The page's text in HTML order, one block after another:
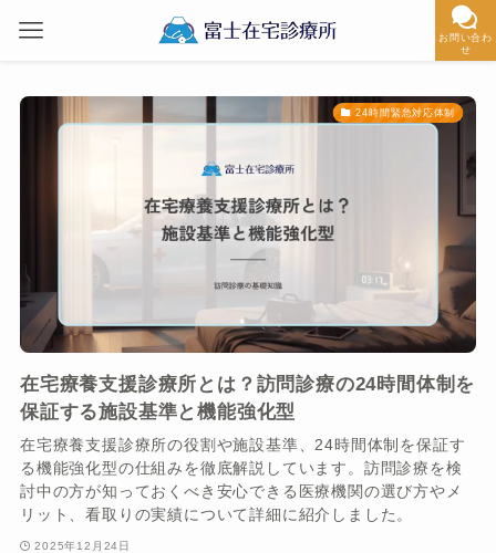
お問い合わ
せ
24時間緊急対応体制
在宅療養支援診療所とは？訪問診療の24時間体制を
保証する施設基準と機能強化型
在宅療養支援診療所の役割や施設基準、24時間体制を保証す
る機能強化型の仕組みを徹底解説しています。訪問診療を検
討中の方が知っておくべき安心できる医療機関の選び方やメ
リット、看取りの実績について詳細に紹介しました。
2025年12月24日